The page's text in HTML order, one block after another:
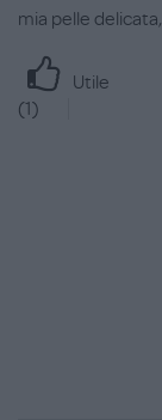
mia pelle
Utile
(1)